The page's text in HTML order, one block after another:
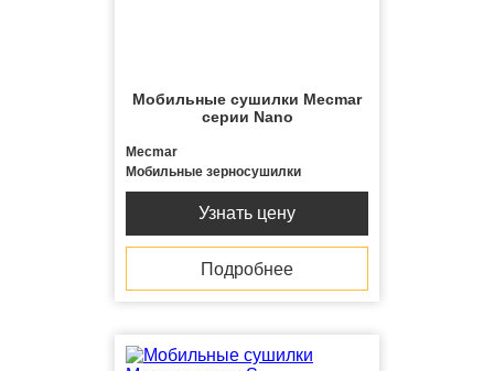
Мобильные сушилки Mecmar
серии Nano
Mecmar
Мобильные зерносушилки
Узнать цену
Подробнее